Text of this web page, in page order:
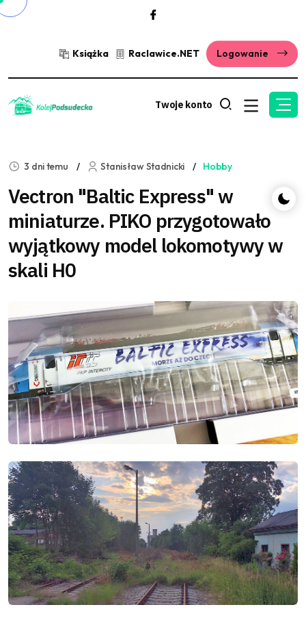
Książka Raclawice.NET Logowanie
Twoje konto
3 dni temu Stanisław Stadnicki Hobby
Vectron "Baltic Express" w
miniaturze. PIKO przygotowało
wyjątkowy model lokomotywy w
skali H0